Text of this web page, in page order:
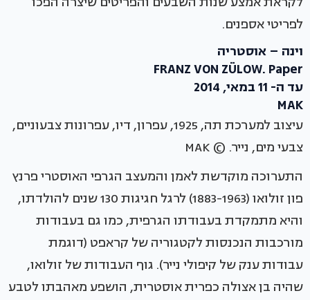
לפריטי אספנים.
וינה – אוסטריה
FRANZ VON ZÜLOW. Paper
עד ה- 11 במאי, 2014
MAK
עיצוב למערכת תה, 1925, עפרון, דיו, עפרונות צבעוניים,
צבעי מים, נייר. © MAK
התערוכה מוקדשת לאמן והמעצב הגרפי האוסטרי פרנץ
פון זולואו (1883-1963) לרגל חגיגות 130 שנים להולדתו,
והיא מתמקדת בעבודתו הגרפית, כמו גם בעבודות
מורכבות הנכנסות לקטגוריה של קראפט (דוגמת
עבודות ענק של קיפולי נייר). גוף העבודות של זולואו,
שהיה בן אצולה כפרית אוסטרית, הושפע מאהבתו לטבע